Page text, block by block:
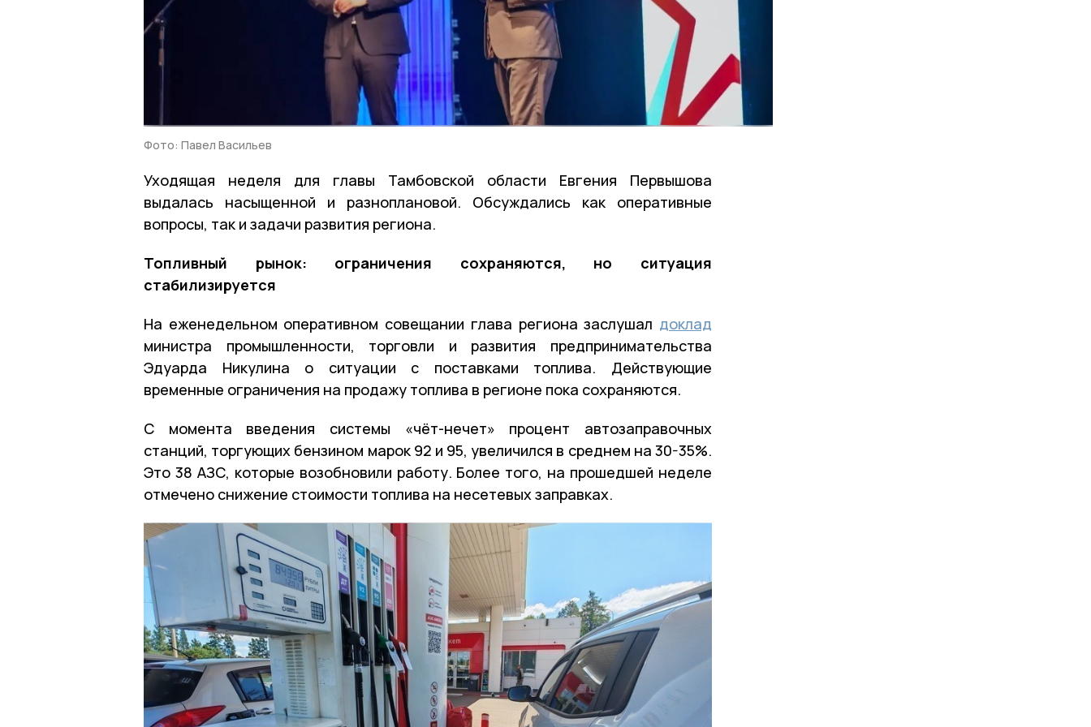
Фото: Павел Васильев
Уходящая неделя для главы Тамбовской области Евгения Первышова
выдалась насыщенной и разноплановой. Обсуждались как оперативные
вопросы, так и задачи развития региона.
Топливный рынок: ограничения сохраняются, но ситуация
стабилизируется
На еженедельном оперативном совещании глава региона заслушал доклад
министра промышленности, торговли и развития предпринимательства
Эдуарда Никулина о ситуации с поставками топлива. Действующие
временные ограничения на продажу топлива в регионе пока сохраняются.
С момента введения системы «чёт-нечет» процент автозаправочных
станций, торгующих бензином марок 92 и 95, увеличился в среднем на 30-35%.
Это 38 АЗС, которые возобновили работу. Более того, на прошедшей неделе
отмечено снижение стоимости топлива на несетевых заправках.